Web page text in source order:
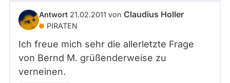
Antwort 21.02.2011 von Claudius Holler
PIRATEN
Ich freue mich sehr die allerletzte Frage
von Bernd M. grüßenderweise zu
verneinen.